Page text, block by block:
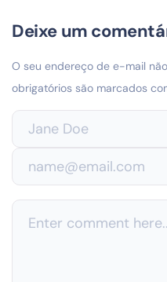
Deixe um
O seu endereço de e-mail
obrigatórios são marcados